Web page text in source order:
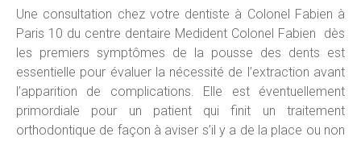
Une consultation chez votre dentiste à Colonel Fabien à
Paris 10 du centre dentaire Medident Colonel Fabien dès
les premiers symptômes de la pousse des dents est
essentielle pour évaluer la nécessité de l’extraction avant
l’apparition de complications. Elle est éventuellement
primordiale pour un patient qui finit un traitement
orthodontique de façon à aviser s’il y a de la place ou non